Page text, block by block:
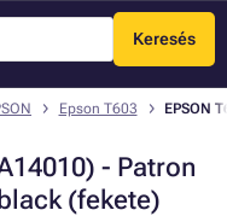
Keresés
Menü
Epson T603 EPSON
- Patron
(fekete)